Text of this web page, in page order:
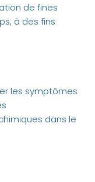
de fines
à des fins
les symptômes
dans le